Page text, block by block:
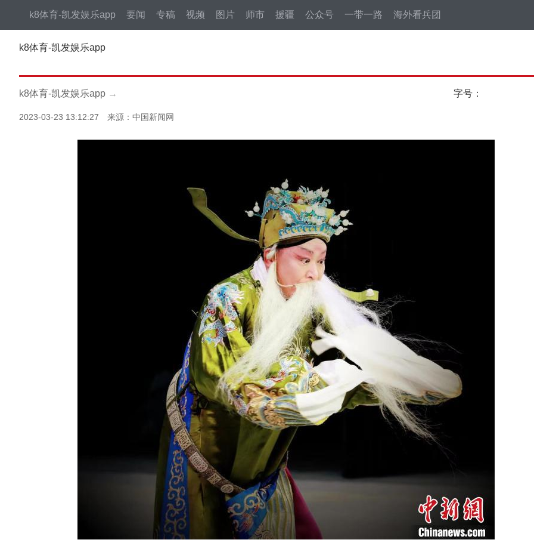
k8体育-凯发娱乐app 要闻 专稿 视频 图片 师市 援疆 公众号 一带一路 海外看兵团
k8体育-凯发娱乐app
k8体育-凯发娱乐app → 字号：
2023-03-23 13:12:27 来源：中国新闻网